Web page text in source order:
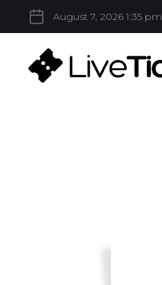
August 7, 2026 1:35 pm